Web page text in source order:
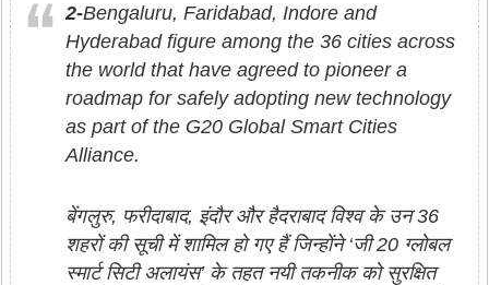
2-Bengaluru, Faridabad, Indore and
Hyderabad figure among the 36 cities across
the world that have agreed to pioneer a
roadmap for safely adopting new technology
as part of the G20 Global Smart Cities
Alliance.
बेंगलुरु, फरीदाबाद, इंदौर और हैदराबाद विश्व के उन 36
शहरों की सूची में शामिल हो गए हैं जिन्होंने ‘जी 20 ग्लोबल
स्मार्ट सिटी अलायंस’ के तहत नयी तकनीक को सुरक्षित